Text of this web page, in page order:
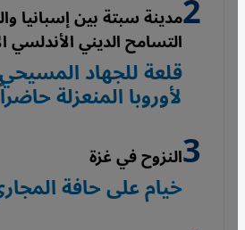
مدينة سبتة بين إسبانيا
التسامح الديني الأندلسي
قلعة للجهاد
لأوروبا المنعزلة حاضراً
النزوح في غزة
خيام على حافة